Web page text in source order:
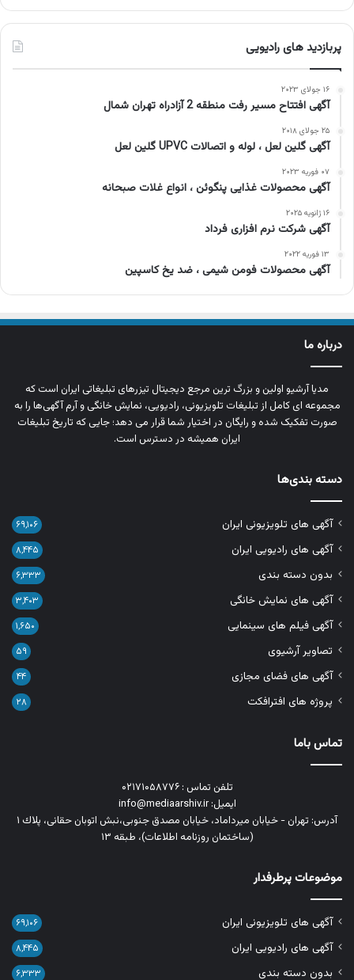
پربازدید های رادیویی
۱۶ جولای ۲۰۲۳
آگهی افتتاح مسیر رفت منطقه 2 آزادراه تهران شمال
۲۵ جولای ۲۰۱۸
آگهی گلین لعل ، لوله و اتصالات UPVC گلین لعل
۰۷ فوریه ۲۰۲۳
آگهی محصولات غذایی پنگوئن ، انواع غلات صبحانه
۱۶ ژانویه ۲۰۲۵
آگهی شرکت نرم افزاری فرداد
۱۳ فوریه ۲۰۲۲
آگهی محصولات فومن شیمی ، ضد یخ کاسپین
درباره ما
مدیا آرشیو اولین و بزرگ‌ ترین مرجع دیجیتال تیزرهای تبلیغاتی ایران است که
مجموعه‌ ای کامل از تبلیغات تلویزیونی، رادیویی، نمایش خانگی و آرم‌ آگهی‌ها را به‌
صورت تفکیک‌ شده و رایگان در اختیار شما قرار می‌ دهد؛ جایی که تاریخ تبلیغات
ایران همیشه در دسترس است.
دسته بندی‌ها
آگهی های تلویزیونی ایران ۶۹,۱۰۶
آگهی های رادیویی ایران ۸,۴۴۵
بدون دسته بندی ۶,۳۳۳
آگهی های نمایش خانگی ۳,۴۰۳
آگهی فیلم های سینمایی ۱,۶۵۰
تصاویر آرشیوی ۵۹
آگهی های فضای مجازی ۴۴
پروژه های افترافکت ۲۸
تماس باما
تلفن تماس : ۰۲۱۷۱۰۵۸۷۷۶
ایمیل: info@mediaarshiv.ir
آدرس: تهران - خیابان میرداماد، خیابان مصدق جنوبی،نبش اتوبان حقانی، پلاك ١
(ساختمان روزنامه اطلاعات)، طبقه ۱۳
موضوعات پرطرفدار
آگهی های تلویزیونی ایران ۶۹,۱۰۶
آگهی های رادیویی ایران ۸,۴۴۵
بدون دسته بندی ۶,۳۳۳